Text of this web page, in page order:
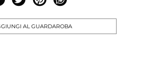
AL GUARDAROBA